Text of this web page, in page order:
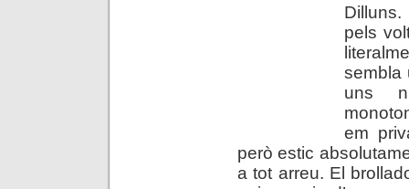
pels
sembla
uns
em
però estic
a tot arreu. El